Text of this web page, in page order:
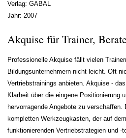
Verlag: GABAL
Jahr: 2007
Akquise für Trainer,
Professionelle Akquise fällt vielen
Bildungsunternehmern nicht leicht. Oft
Vertriebstrainings anbieten. Akquise -
Klarheit über die eingene Positionierung
hervorragende Angebote zu
kompletten Werkzeugkasten, der auf
funktionierenden Vertriebstrategien und -